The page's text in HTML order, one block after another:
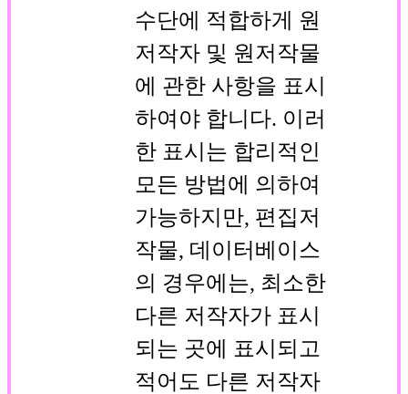
수단에 적합하게 원
저작자 및 원저작물
에 관한 사항을 표시
하여야 합니다. 이러
한 표시는 합리적인
모든 방법에 의하여
가능하지만, 편집저
작물, 데이터베이스
의 경우에는, 최소한
다른 저작자가 표시
되는 곳에 표시되고
적어도 다른 저작자